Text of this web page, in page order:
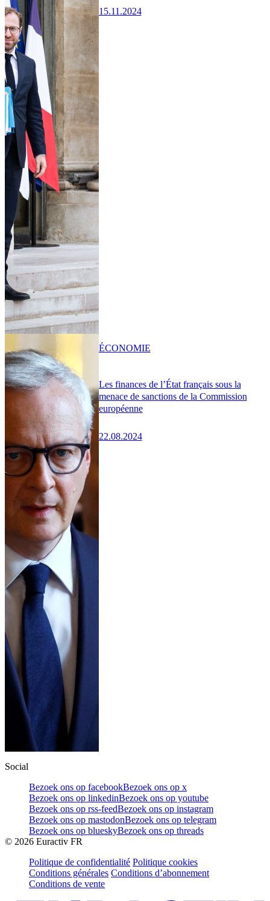
15.11.2024
Les finances de l’État français sous la
menace de sanctions de la Commission
européenne
22.08.2024
ÉCONOMIE
Social
Bezoek ons op facebookBezoek ons op x
Bezoek ons op linkedinBezoek ons op youtube
Bezoek ons op rss-feedBezoek ons op instagram
Bezoek ons op mastodonBezoek ons op telegram
Bezoek ons op blueskyBezoek ons op threads
© 2026 Euractiv FR
Politique de confidentialité Politique cookies
Conditions générales Conditions d’abonnement
Conditions de vente